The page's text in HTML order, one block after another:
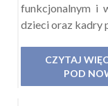
funkcjonalnym i
dzieci oraz kadry
CZYTAJ
POD